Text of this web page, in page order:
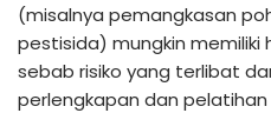
(misalnya pemangkasan
pestisida) mungkin memiliki
sebab risiko yang terlibat
perlengkapan dan pelatihan